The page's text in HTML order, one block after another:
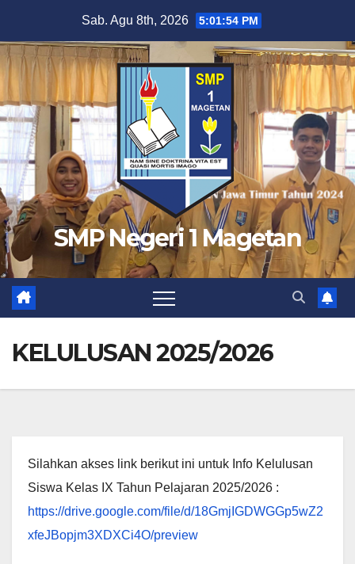
content
Sab. Agu 8th, 2026 5:01:54 PM
SMP Negeri 1 Magetan
KELULUSAN 2025/2026
Silahkan akses link berikut ini untuk Info Kelulusan
Siswa Kelas IX Tahun Pelajaran 2025/2026 :
https://drive.google.com/file/d/18GmjIGDWGGp5wZ2
xfeJBopjm3XDXCi4O/preview